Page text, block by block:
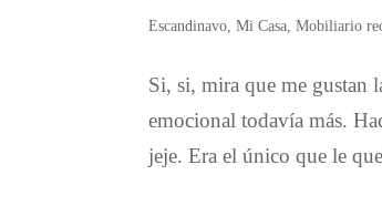
Escandinavo ,Mi Casa ,Mobiliario
Si, si, mira que me gustan
emocional todavía más.
jeje. Era el único que le